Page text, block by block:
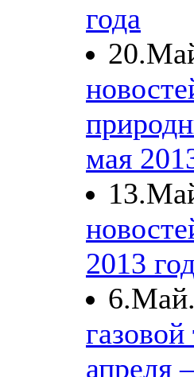
года
мая
2013
апреля